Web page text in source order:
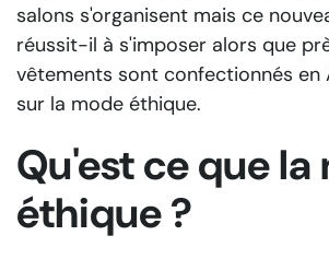
salons s'organisent mais ce
réussit-il à s'imposer alors que
vêtements sont confectionnés en
sur la mode éthique.
Qu'est ce que la
éthique ?